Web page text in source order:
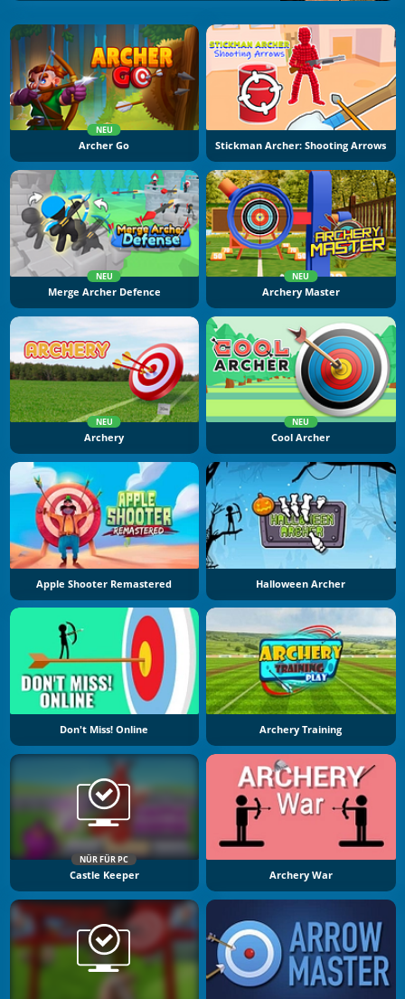
NEU
Archer Go Stickman Archer: Shooting Arrows
NEU
Merge Archer Defence
NEU
Archery Master
NEU
Archery
NEU
Cool Archer
Apple Shooter Remastered Halloween Archer
Don't Miss! Online Archery Training
NÜR FÜR PC
Castle Keeper Archery War